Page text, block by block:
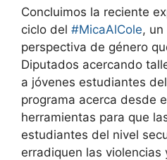
Concluimos la reciente
ciclo del #MicaAlCole, un
perspectiva de género
Diputados acercando
a jóvenes estudiantes
programa acerca desde
herramientas para que
estudiantes del nivel
erradiquen las violencias